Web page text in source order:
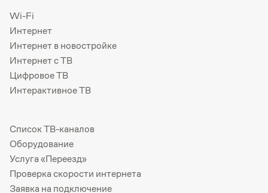
Wi-Fi
Интернет
Интернет в новостройке
Интернет с ТВ
Цифровое ТВ
Интерактивное ТВ
Список ТВ-каналов
Оборудование
Услуга «Переезд»
Проверка скорости интернета
Заявка на подключение